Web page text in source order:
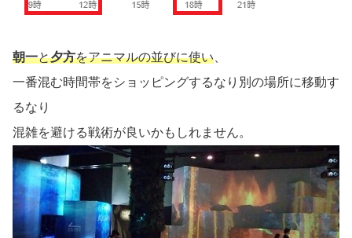
朝一と夕方をアニマルの並びに使い
一番混む時間帯をショッピングするなり別の場所に移動す
るなり
混雑を避ける戦術が良いかもしれません。